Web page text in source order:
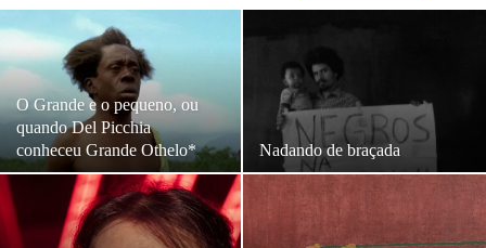
O Grande e o pequeno, ou
quando Del Picchia
conheceu Grande Othelo*
Nadando de braçada